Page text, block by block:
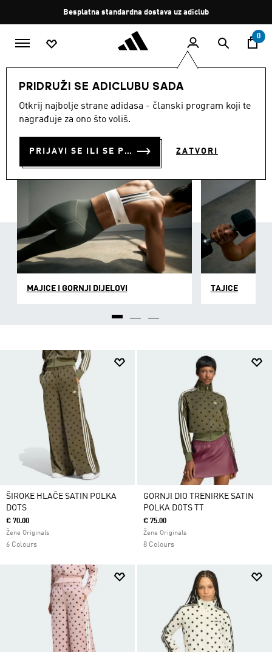
Zaustavi
rotaciju
Besplatan povrat
0
PRIDRUŽI SE ADICLUBU SADA
Otkrij najbolje strane adidasa - članski program koji te
nagrađuje za ono što voliš.
PRIJAVI SE ILI SE PRIDRUŽI SADA ZATVORI
ŽENE Odjeća
ODJEĆA
MAJICE I GORNJI DIJELOVI TAJICE
ŠIROKE HLAČE SATIN POLKA
DOTS
€ 70.00
Žene Originals
6 Colours
GORNJI DIO TRENIRKE SATIN
POLKA DOTS TT
€ 75.00
Žene Originals
8 Colours